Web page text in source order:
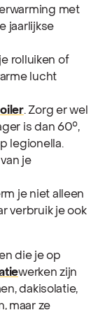
met
jaarlijkse
je rolluiken of
lucht
. Zorg er wel
is dan 60°,
legionella.
van je
je niet alleen
verbruik je ook
die je op
werken zijn
dakisolatie,
maar ze